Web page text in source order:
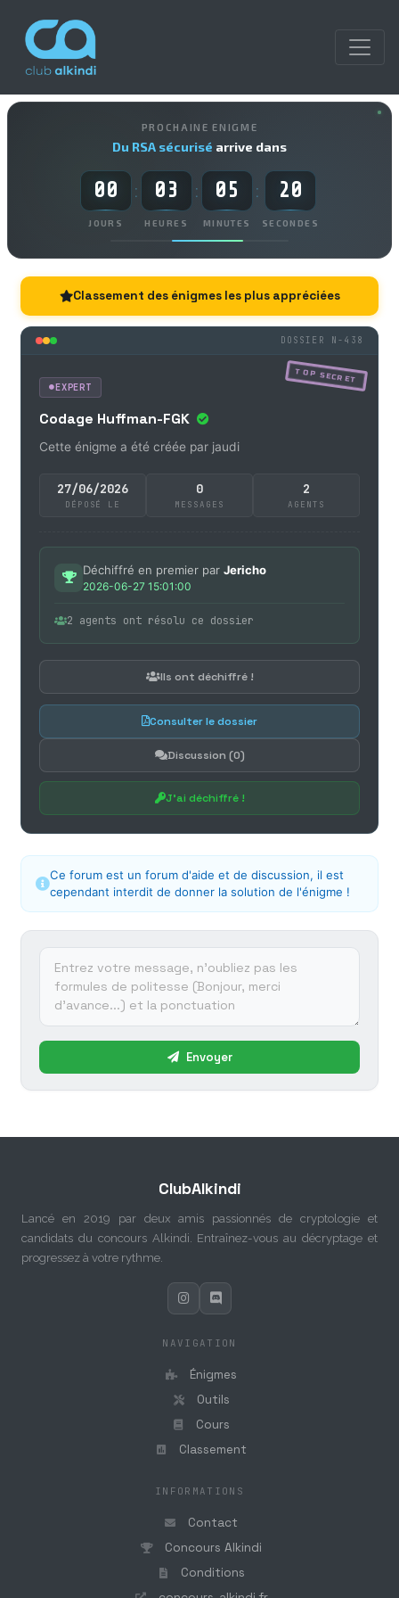
PROCHAINE ENIGME
Du RSA sécurisé arrive dans
00
JOURS
: 03
HEURES
: 05
MINUTES
: 19
SECONDES
Classement des énigmes les plus appréciées
DOSSIER N-438
TOP SECRET
EXPERT
Codage Huffman-FGK
Cette énigme a été créée par jaudi
27/06/2026
DÉPOSÉ LE
0
MESSAGES
2
AGENTS
Déchiffré en premier par Jericho
2026-06-27 15:01:00
2 agents ont résolu ce dossier
Ils ont déchiffré !
Consulter le dossier
Discussion (0)
J'ai déchiffré !
Ce forum est un forum d'aide et de discussion, il est
cependant interdit de donner la solution de l'énigme !
Envoyer
ClubAlkindi
Lancé en 2019 par deux amis passionnés de cryptologie et
candidats du concours Alkindi. Entraînez-vous au décryptage et
progressez à votre rythme.
NAVIGATION
Énigmes
Outils
Cours
Classement
INFORMATIONS
Contact
Concours Alkindi
Conditions